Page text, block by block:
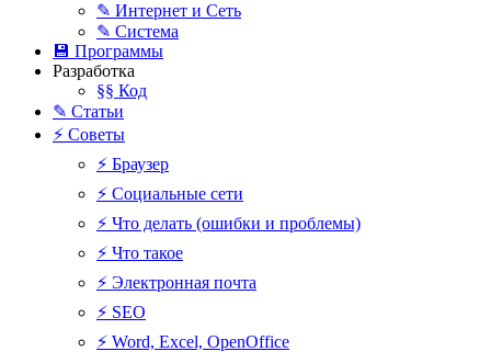
✎ Интернет и Сеть
✎ Система
💾 Программы
Разработка
§§ Код
✎ Статьи
⚡ Советы
⚡ Браузер
⚡ Социальные сети
⚡ Что делать (ошибки и проблемы)
⚡ Что такое
⚡ Электронная почта
⚡ SEO
⚡ Word, Excel, OpenOffice